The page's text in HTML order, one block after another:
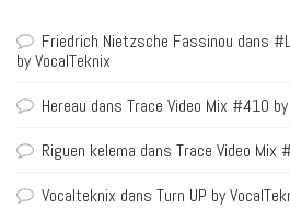
Friedrich Nietzsche Fassinou dans
by VocalTeknix
Hereau dans Trace Video Mix #410
Riguen kelema dans Trace Video Mix
Vocalteknix dans Turn UP by